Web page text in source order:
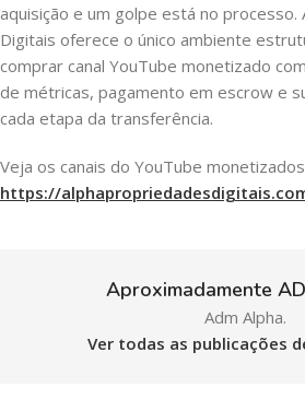
aquisição e um golpe está no processo.
Digitais oferece o único ambiente
comprar canal YouTube monetizado
de métricas, pagamento em escrow e
cada etapa da transferência.
Veja os canais do YouTube
https://
Aproximadamente
Adm Alpha.
Ver todas as publicações